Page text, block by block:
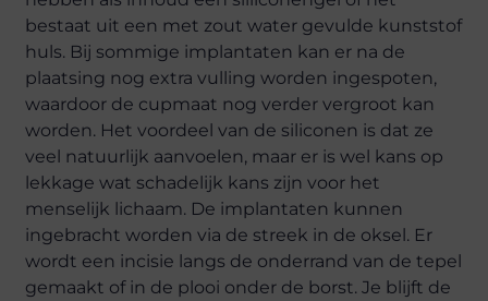
bestaat uit een met zout water gevulde kunststof
huls. Bij sommige implantaten kan er na de
plaatsing nog extra vulling worden ingespoten,
waardoor de cupmaat nog verder vergroot kan
worden. Het voordeel van de siliconen is dat ze
veel natuurlijk aanvoelen, maar er is wel kans op
lekkage wat schadelijk kans zijn voor het
menselijk lichaam. De implantaten kunnen
ingebracht worden via de streek in de oksel. Er
wordt een incisie langs de onderrand van de tepel
gemaakt of in de plooi onder de borst. Je blijft de